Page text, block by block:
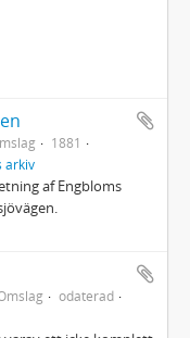
1881
arkiv
af Engbloms
odaterad